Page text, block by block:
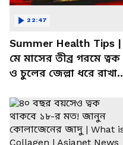
Summer Health Tips |
মে মাসের তীব্র গরমে ত্বক
ও চুলের জেল্লা ধরে রাখার
22:47